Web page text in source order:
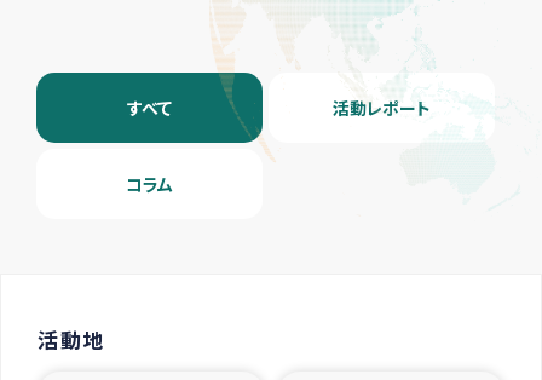
すべて 活動レポート
コラム
活動地